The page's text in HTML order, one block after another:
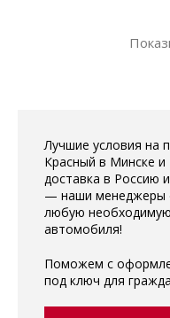
Лучшие условия на
Красный в Минске
доставка в Россию
— наши менеджеры
любую
автомобиля!
Поможем с
под ключ для